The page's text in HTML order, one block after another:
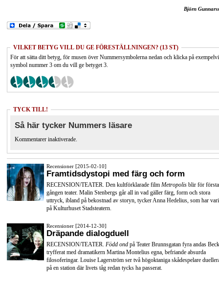
Björn
VILKET BETYG VILL DU GE FÖRESTÄLLNINGEN? (13 ST)
För att sätta ditt betyg, för musen över Nummersymbolerna nedan och klicka på
symbol nummer 3 om du vill ge betyget 3.
TYCK TILL!
Så här tycker Nummers läsare
Kommentarer inaktiverade.
Recensioner [2015-02-10]
Framtidsdystopi med färg och form
RECENSION/TEATER. Den kultförklarade film Metropolis blir för första
gången teater. Malin Stenbergs går all in vad gäller färg, form och stora
uttryck, ibland på bekostnad av storyn, tycker Anna Hedelius, som har
på Kulturhuset Stadsteatern.
Recensioner [2014-12-30]
Dräpande dialogduell
RECENSION/TEATER. Född ond på Teater Brunnsgatan fyra andas
tryfferat med dramatikern Martina Montelius egna, befriande absurda
filosoferingar. Louise Lagerström ser två högoktaniga skådespelare
på en station där livets tåg redan tycks ha passerat.